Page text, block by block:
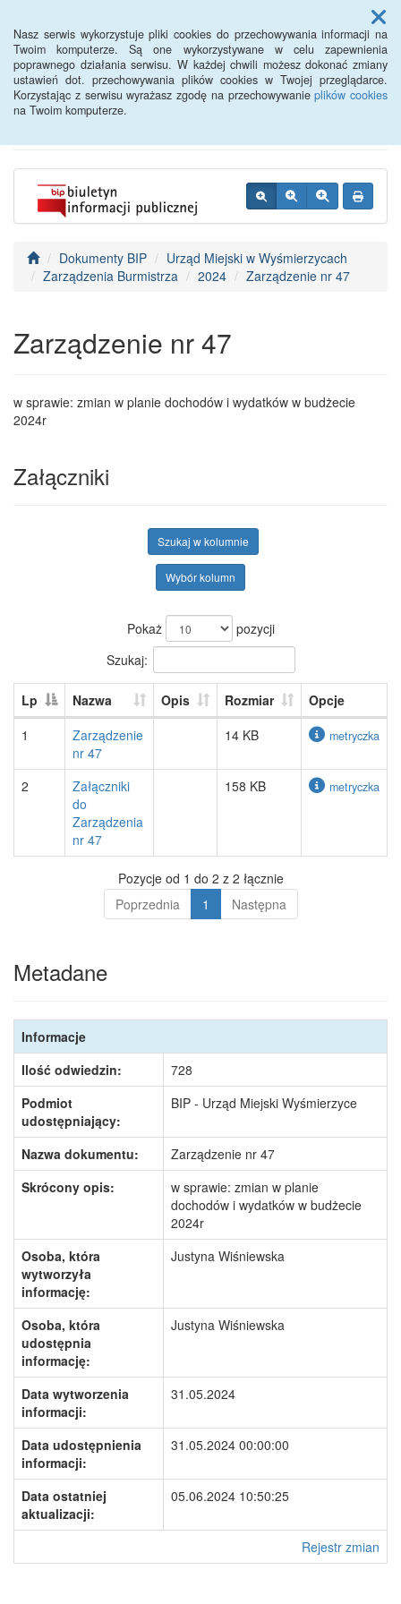
Nasz serwis wykorzystuje pliki cookies do przechowywania informacji na
Twoim komputerze. Są one wykorzystywane w celu zapewnienia
poprawnego działania serwisu. W każdej chwili możesz dokonać zmiany
ustawień dot. przechowywania plików cookies w Twojej przeglądarce.
Korzystając z serwisu wyrażasz zgodę na przechowywanieplików cookies
na Twoim komputerze.
Menu
BIP - Urząd Miejski
Wyśmierzyce
Dokumenty BIP
Urząd Miejski w Wyśmierzycach
Zarządzenia Burmistrza
2024 Zarządzenie nr 47
Zarządzenie nr 47
w sprawie: zmian w planie dochodów i wydatków w budżecie
2024r
Załączniki
Szukaj w kolumnie
Wybór kolumn
Pokaż
pozycji
Szukaj:
Lp Nazwa Opis Rozmiar
Opcje
1
Zarządzenie
nr 47
14 KB metryczka
2
Załączniki
do
Zarządzenia
nr 47
158 KB metryczka
Pozycje od 1 do 2 z 2 łącznie
Poprzednia
1 Następna
Metadane
Informacje
Ilość odwiedzin:
728
Podmiot
udostępniający:
BIP - Urząd Miejski Wyśmierzyce
Nazwa dokumentu:
Zarządzenie nr 47
Skrócony opis:
w sprawie: zmian w planie
dochodów i wydatków w budżecie
2024r
Osoba, która
wytworzyła
informację:
Justyna Wiśniewska
Osoba, która
udostępnia
informację:
Justyna Wiśniewska
Data wytworzenia
informacji:
31.05.2024
Data udostępnienia
informacji:
31.05.2024 00:00:00
Data ostatniej
aktualizacji:
05.06.2024 10:50:25
Rejestr zmian